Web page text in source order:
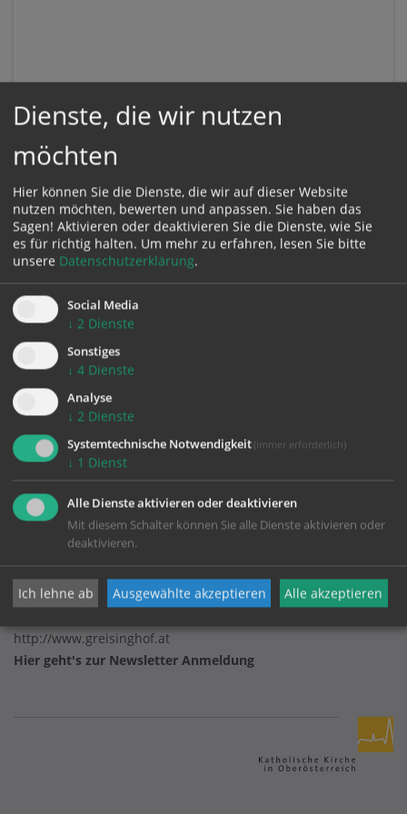
Bildungshaus Greisinghof
Mistlberg 20
4284 Tragwein
Telefax: 07263/86011-3
http://www.greisinghof.at
Hier geht's zur Newsletter Anmeldung
Dienste, die wir nutzen
möchten
Hier können Sie die Dienste, die wir auf dieser Website
nutzen möchten, bewerten und anpassen. Sie haben das
Sagen! Aktivieren oder deaktivieren Sie die Dienste, wie Sie
es für richtig halten. Um mehr zu erfahren, lesen Sie bitte
unsere Datenschutzerklärung.
Social Media
↓ 2 Dienste
Sonstiges
↓ 4 Dienste
Analyse
↓ 2 Dienste
Systemtechnische Notwendigkeit (immer erforderlich)
↓ 1 Dienst
Alle Dienste aktivieren oder deaktivieren
Mit diesem Schalter können Sie alle Dienste aktivieren oder
deaktivieren.
Ich lehne ab Ausgewählte akzeptieren Alle akzeptieren